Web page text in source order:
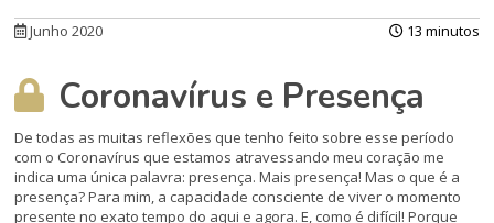
Junho 2020 13 minutos
Coronavírus e Presença
De todas as muitas reflexões que tenho feito sobre esse período
com o Coronavírus que estamos atravessando meu coração me
indica uma única palavra: presença. Mais presença! Mas o que é a
presença? Para mim, a capacidade consciente de viver o momento
presente no exato tempo do aqui e agora. E, como é difícil! Porque